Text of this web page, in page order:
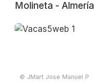
Molineta - Almería
© JMart Jose Manuel P